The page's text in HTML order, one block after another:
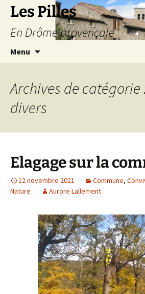
Les Pilles
En Drôme provençale
Menu
Archives de catégorie
divers
Elagage sur la
12 novembre 2021 Commune,
Nature
Aurore Lallement